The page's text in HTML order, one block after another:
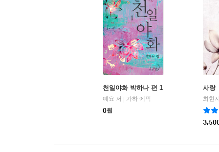
천일야화 박하나 편 1
예요 저 | 가하 에픽
0원
사랑
최현